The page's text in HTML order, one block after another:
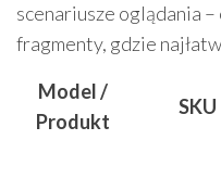
scenariusze oglądania
fragmenty, gdzie
Model /
Produkt
SKU